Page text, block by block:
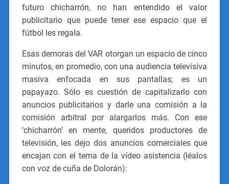
futuro chicharrón, no han entendido el valor
publicitario que puede tener ese espacio que el
fútbol les regala.
Esas demoras del VAR otorgan un espacio de cinco
minutos, en promedio, con una audiencia televisiva
masiva enfocada en sus pantallas; es un
papayazo. Sólo es cuestión de capitalizarlo con
anuncios publicitarios y darle una comisión a la
comisión arbitral por alargarlos más. Con ese
‘chicharrón’ en mente, queridos productores de
televisión, les dejo dos anuncios comerciales que
encajan con el tema de la vídeo asistencia (léalos
con voz de cuña de Dolorán):